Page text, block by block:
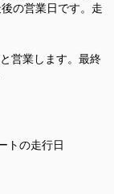
の営業日です。走
営業します。最終
トの走行日